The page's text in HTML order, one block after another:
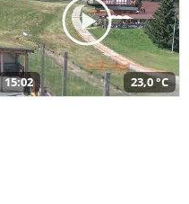
15:02 23,0 °C